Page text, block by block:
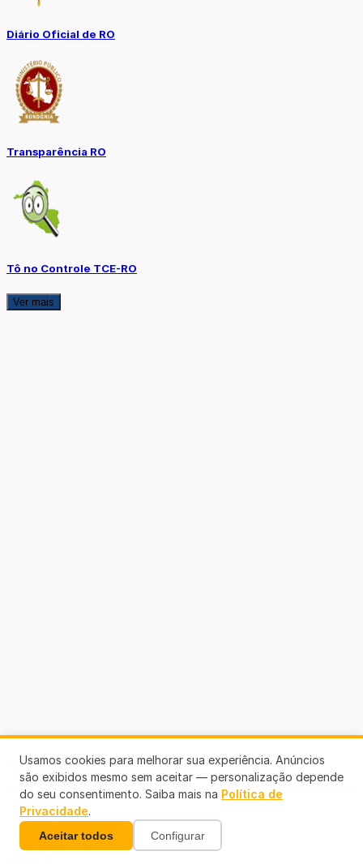
Diário Oficial de RO
Transparência RO
Tô no Controle TCE-RO
Ver mais
Telefones Úteis
Usamos cookies para melhorar sua experiência. Anúncios
são exibidos mesmo sem aceitar — personalização depende
do seu consentimento. Saiba mais na Política de
Privacidade.
Aceitar todos Configurar